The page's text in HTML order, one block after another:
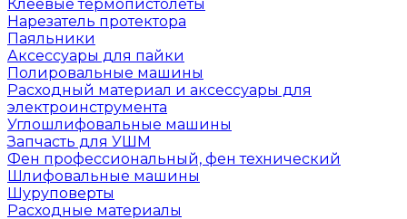
Клеевые термопистолеты
Нарезатель протектора
Паяльники
Аксессуары для пайки
Полировальные машины
Расходный материал и аксессуары для
электроинструмента
Углошлифовальные машины
Запчасть для УШМ
Фен профессиональный, фен технический
Шлифовальные машины
Шуруповерты
Расходные материалы